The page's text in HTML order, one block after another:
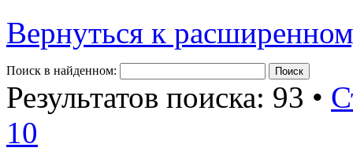
Вернуться к
Поиск в найденном:
Результатов поиска: 93 •
10